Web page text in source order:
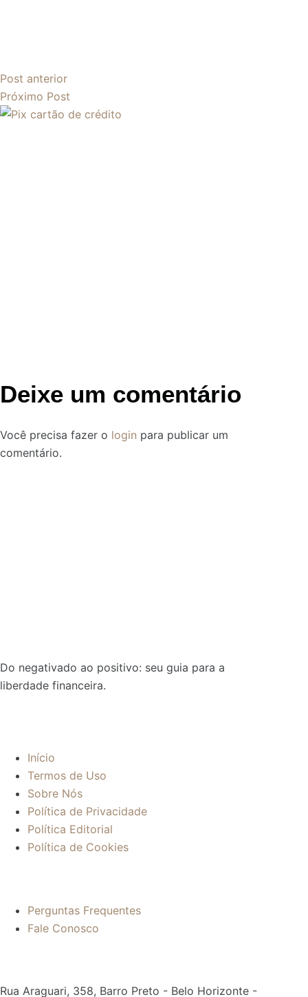
Post anterior
Próximo Post
Deixe um comentário
Você precisa fazer o login para publicar um
comentário.
Do negativado ao positivo: seu guia para a
liberdade financeira.
Início
Termos de Uso
Sobre Nós
Política de Privacidade
Política Editorial
Política de Cookies
Perguntas Frequentes
Fale Conosco
Rua Araguari, 358, Barro Preto - Belo Horizonte -